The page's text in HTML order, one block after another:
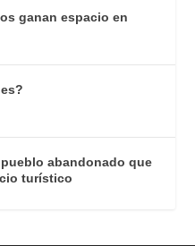
ganan espacio en
abandonado que
turístico